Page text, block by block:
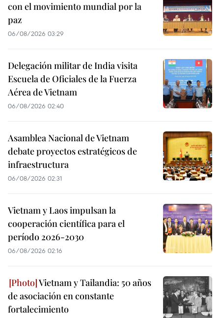
con el movimiento mundial por la
paz
06/08/2026 03:29
Delegación militar de India visita
Escuela de Oficiales de la Fuerza
Aérea de Vietnam
06/08/2026 02:40
Asamblea Nacional de Vietnam
debate proyectos estratégicos de
infraestructura
06/08/2026 02:31
Vietnam y Laos impulsan la
cooperación científica para el
período 2026-2030
06/08/2026 02:16
Vietnam y Tailandia: 50 años
de asociación en constante
fortalecimiento